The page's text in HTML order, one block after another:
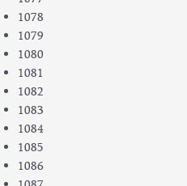
1078
1079
1080
1081
1082
1083
1084
1085
1086